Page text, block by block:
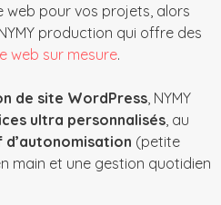
web pour vos projets, alors
production qui offre des
web sur mesure.
de site WordPress, NYMY
ultra personnalisés, au
(petite
main et une gestion quotidien